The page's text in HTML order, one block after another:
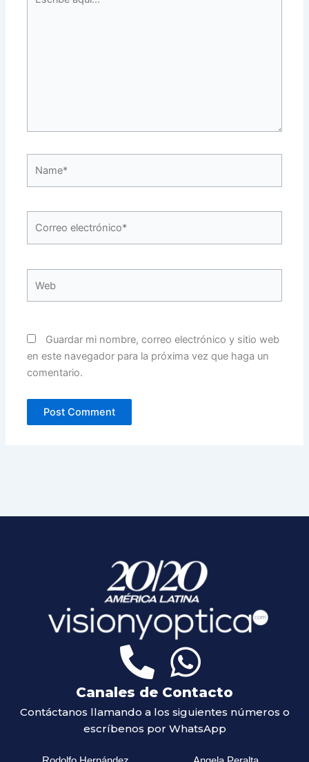
aquí...
electrónico*
Guardar mi nombre, correo electrónico y sitio web
en este navegador para la próxima vez que haga un
comentario.
Canales de Contacto
Contáctanos llamando a los siguientes números o
escríbenos por WhatsApp